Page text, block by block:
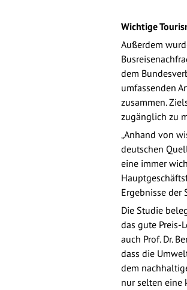
Wichtige
Außerdem
dem
umfassenden
zusammen.
zugänglich zu
„Anhand von
deutschen
eine immer
Ergebnisse der
Die Studie
das gute Preis-
auch Prof. Dr.
dass die
dem
nur selten eine